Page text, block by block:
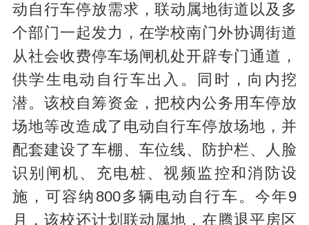
动自行车停放需求，联动属地街道以及多
个部门一起发力，在学校南门外协调街道
从社会收费停车场闸机处开辟专门通道，
供学生电动自行车出入。同时，向内挖
潜。该校自筹资金，把校内公务用车停放
场地等改造成了电动自行车停放场地，并
配套建设了车棚、车位线、防护栏、人脸
识别闸机、充电桩、视频监控和消防设
施，可容纳800多辆电动自行车。今年9
月，该校还计划联动属地，在腾退平房区